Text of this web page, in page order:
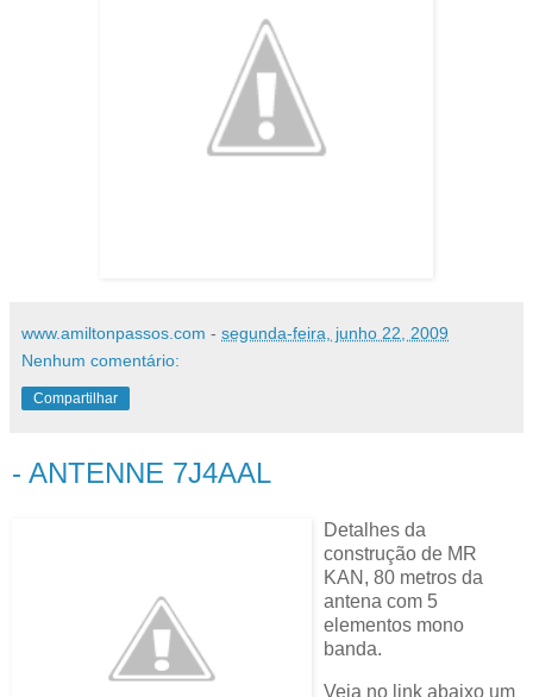
www.amiltonpassos.com - segunda-feira, junho 22, 2009
Nenhum comentário:
Compartilhar
- ANTENNE 7J4AAL
Detalhes da
construção de MR
KAN, 80 metros da
antena com 5
elementos mono
banda.
Veja no link abaixo um